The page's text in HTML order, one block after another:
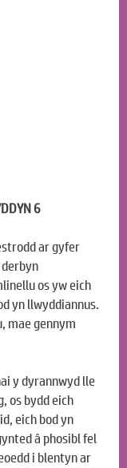
6
ar gyfer
derbyn
os yw eich
yn llwyddiannus.
mae gennym
y dyrannwyd lle
os bydd eich
eich bod yn
â phosibl fel
i blentyn ar